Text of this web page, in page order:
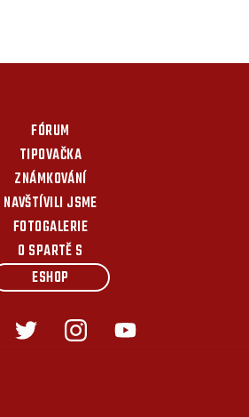
FÓRUM
TIPOVAČKA
ZNÁMKOVÁNÍ
NAVŠTÍVILI JSME
FOTOGALERIE
O SPARTĚ S
ESHOP